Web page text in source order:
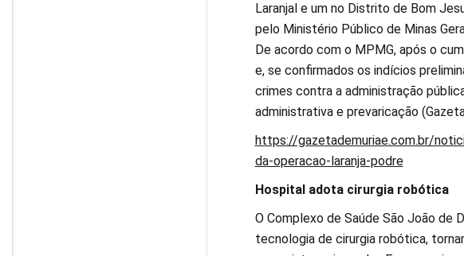
Laranjal e um no Distrito de Bom
pelo Ministério Público de Minas
De acordo com o MPMG, após o
e, se confirmados os indícios
crimes contra a administração
administrativa e prevaricação
https://gazetademuriae.com.br/
da-operacao-laranja-podre
Hospital adota cirurgia robótica
O Complexo de Saúde São João de
tecnologia de cirurgia robótica,